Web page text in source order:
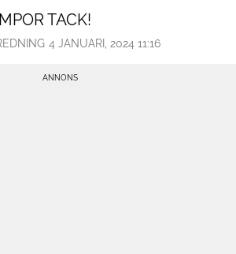
TACK!
4 JANUARI, 2024 11:16